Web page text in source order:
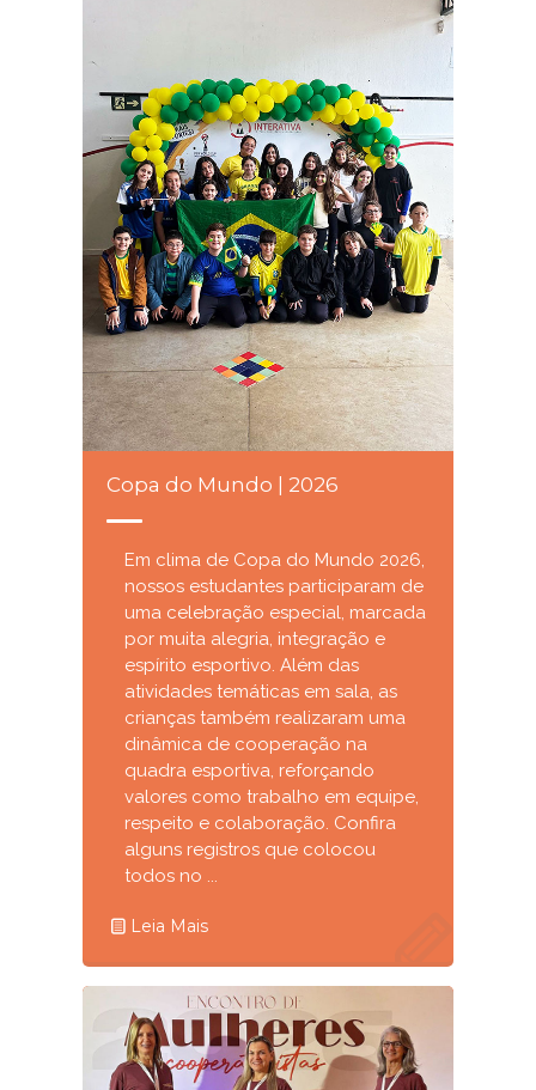
Copa do Mundo | 2026
Em clima de Copa do Mundo 2026,
nossos estudantes participaram de
uma celebração especial, marcada
por muita alegria, integração e
espírito esportivo. Além das
atividades temáticas em sala, as
crianças também realizaram uma
dinâmica de cooperação na
quadra esportiva, reforçando
valores como trabalho em equipe,
respeito e colaboração. Confira
alguns registros que colocou
todos no ...
Leia Mais